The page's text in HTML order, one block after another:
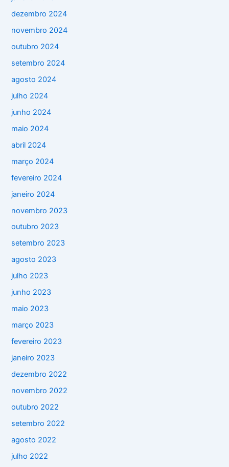
dezembro 2024
novembro 2024
outubro 2024
setembro 2024
agosto 2024
julho 2024
junho 2024
maio 2024
abril 2024
março 2024
fevereiro 2024
janeiro 2024
novembro 2023
outubro 2023
setembro 2023
agosto 2023
julho 2023
junho 2023
maio 2023
março 2023
fevereiro 2023
janeiro 2023
dezembro 2022
novembro 2022
outubro 2022
setembro 2022
agosto 2022
julho 2022